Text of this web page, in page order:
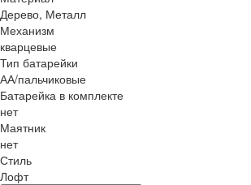
Дерево, Металл
Механизм
кварцевые
Тип батарейки
АА/пальчиковые
Батарейка в комплекте
нет
Маятник
нет
Стиль
Лофт